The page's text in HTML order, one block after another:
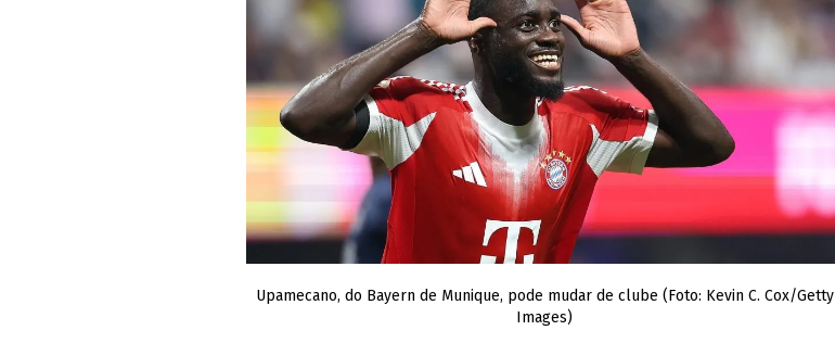
Upamecano, do Bayern de Munique, pode mudar de clube (Foto: Kevin C. Cox/Getty
Images)